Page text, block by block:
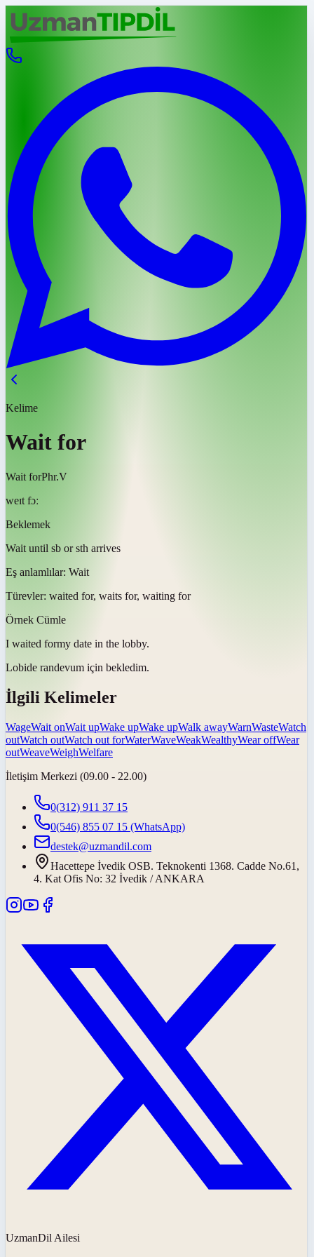
Kelime
Wait for
Wait forPhr.V
weɪt fɔː
Beklemek
Wait until sb or sth arrives
Eş anlamlılar: Wait
Türevler: waited for, waits for, waiting for
Örnek Cümle
I waited formy date in the lobby.
Lobide randevum için bekledim.
İlgili Kelimeler
WageWait onWait upWake upWake upWalk awayWarnWasteWatch
outWatch outWatch out forWaterWaveWeakWealthyWear offWear
outWeaveWeighWelfare
İletişim Merkezi (09.00 - 22.00)
0(312) 911 37 15
0(546) 855 07 15 (WhatsApp)
destek@uzmandil.com
Hacettepe İvedik OSB. Teknokenti 1368. Cadde No.61,
4. Kat Ofis No: 32 İvedik / ANKARA
UzmanDil Ailesi